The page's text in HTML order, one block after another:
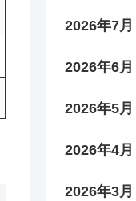
2026年7月
2026年6月
2026年5月
2026年4月
2026年3月